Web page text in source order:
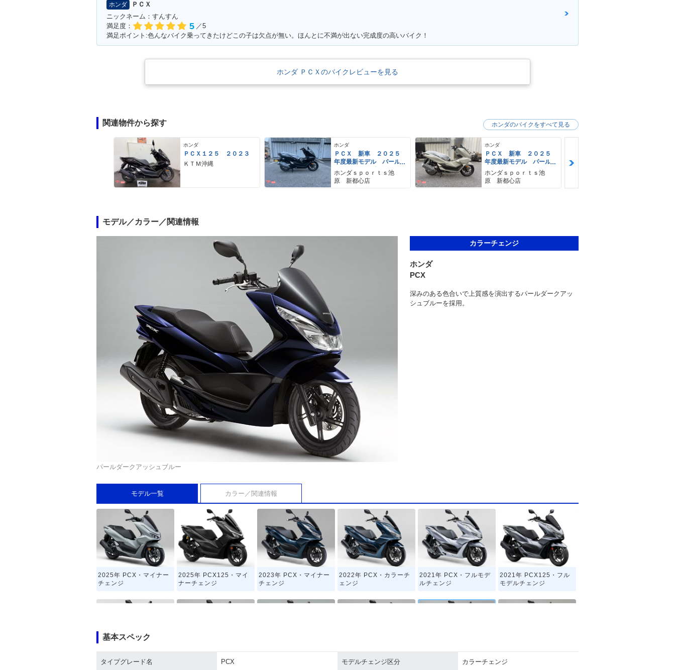
ホンダ
ＰＣＸ
ニックネーム：すんすん
満足度：
5 ／5
満足ポイント:色んなバイク乗ってきたけどこの子は欠点が無い。ほんとに不満が出ない完成度の高いバイク！
ホンダ ＰＣＸのバイクレビューを見る
関連物件から探す
ホンダ
ＰＣＸ１２５ ２０２３
ＫＴＭ沖縄
ホンダ
ＰＣＸ 新車 ２０２５
年度最新モデル パール
マゼラニックブラック
ハンドルカバー ＵＳ
Ｂ ＴｙｐｅＣソケッ
ホンダｓｐｏｒｔｓ池
原 新都心店
ホンダ
ＰＣＸ 新車 ２０２５
年度最新モデル パール
ジュピターグレー スマ
ートキー Ｔｙｐｅ−Ｃソ
ケットＵＳＢ ハンドル
ホンダｓｐｏｒｔｓ池
原 新都心店
ホンダのバイクをすべて見る
モデル／カラー／関連情報
パールダークアッシュブルー
カラーチェンジ
ホンダ
PCX
深みのある色合いで上質感を演出するパールダークアッ
シュブルーを採用。
モデル一覧 カラー／関連情報
2025年 PCX・マイナー
チェンジ
2025年 PCX125・マイ
ナーチェンジ
2023年 PCX・マイナー
チェンジ
2022年 PCX・カラーチ
ェンジ
2021年 PCX・フルモデ
ルチェンジ
2021年 PCX125・フル
モデルチェンジ
2020年 PCX・特別・限
2018年 PCX・フルモデ
2016年 PCX Special E
2016年 PCX・カラーチ
2015年 PCX・カラーチ
基本スペック
タイプグレード名 PCX モデルチェンジ区分 カラーチェンジ